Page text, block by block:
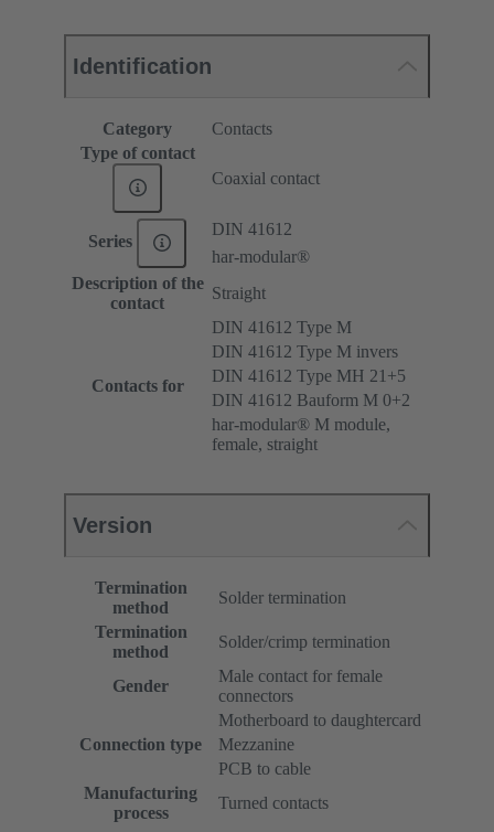
Identification
Category
Contacts
Type of contact
Coaxial contact
Series
DIN 41612
har-modular®
Description of the
contact
Straight
Contacts for
DIN 41612 Type M
DIN 41612 Type M invers
DIN 41612 Type MH 21+5
DIN 41612 Bauform M 0+2
har-modular® M module,
female, straight
Version
Termination
method
Solder termination
Termination
method
Solder/crimp termination
Gender
Male contact for female
connectors
Connection type
Motherboard to daughtercard
Mezzanine
PCB to cable
Manufacturing
process
Turned contacts